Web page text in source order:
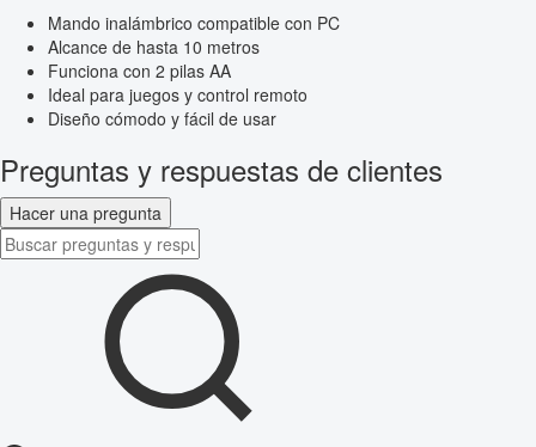
Mando inalámbrico compatible con PC
Alcance de hasta 10 metros
Funciona con 2 pilas AA
Ideal para juegos y control remoto
Diseño cómodo y fácil de usar
Preguntas y respuestas de clientes
Hacer una pregunta